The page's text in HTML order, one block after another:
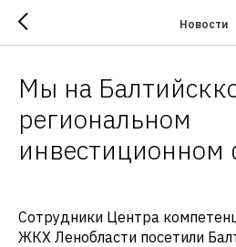
Новости
Мы на
региональном
инвестиционном
Сотрудники Центра
ЖКХ Ленобласти посетили